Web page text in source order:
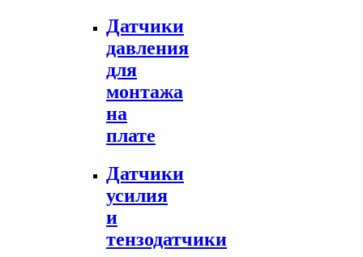
Датчики
давления
для
монтажа
на
плате
Датчики
усилия
и
тензодатчики